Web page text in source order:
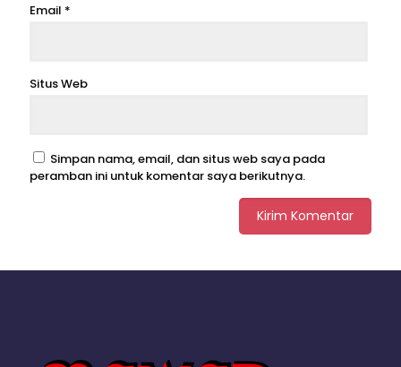
Email *
Situs Web
Simpan nama, email, dan situs web saya pada
peramban ini untuk komentar saya berikutnya.